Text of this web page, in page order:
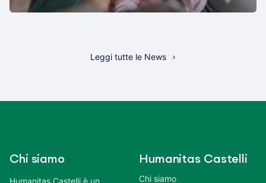
Leggi tutte le News
Chi siamo
Humanitas Castelli è un
Humanitas Castelli
Chi siamo